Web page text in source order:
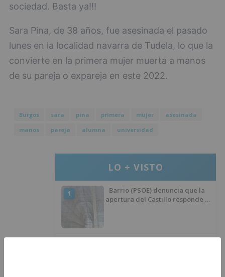
sociedad. Basta ya!!!
Sara Pina, de 38 años, fue asesinada el pasado
lunes en la localidad navarra de Tudela, lo que la
convierte en la primera mujer muerta a manos
de su pareja o expareja en este 2022.
Burgos sara pina primera mujer
asesinada
manos
pareja alumna universidad
LO + VISTO
1
Barrio (PSOE) denuncia que la
apertura del Castillo responde a